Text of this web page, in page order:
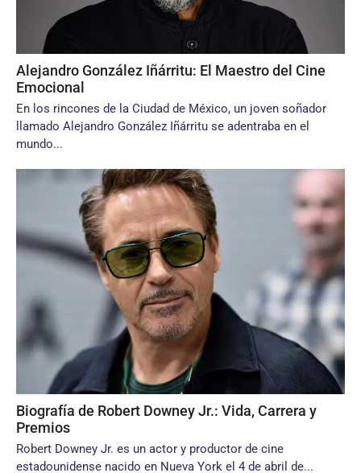
Alejandro González Iñárritu: El Maestro del Cine
Emocional
En los rincones de la Ciudad de México, un joven soñador
llamado Alejandro González Iñárritu se adentraba en el
mundo...
Biografía de Robert Downey Jr.: Vida, Carrera y
Premios
Robert Downey Jr. es un actor y productor de cine
estadounidense nacido en Nueva York el 4 de abril de...